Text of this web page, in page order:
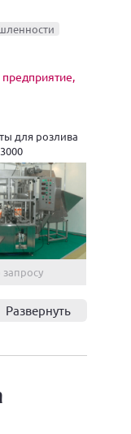
для розлива
Развернуть